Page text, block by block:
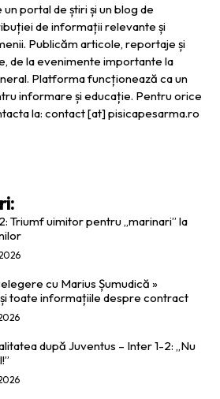
portal de știri și un blog de
de informații relevante și
Publicăm articole, reportaje și
de la evenimente importante la
Platforma funcționează ca un
informare și educație. Pentru orice
la: contact [at] pisicapesarma.ro
Triumf uimitor pentru „marinari” la
cu Marius Șumudică »
toate informațiile despre contract
după Juventus – Inter 1-2: „Nu